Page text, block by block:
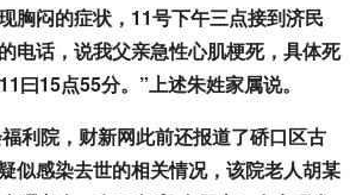
胸闷的症状，11号下午三点接到济民
电话，说我父亲急性心肌梗死，具体死
曰15点55分。”上述朱姓家属说。
院，财新网此前还报道了硚口区古
似感染去世的相关情况，该院老人胡某